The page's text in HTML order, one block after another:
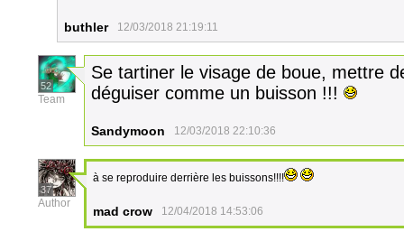
buthler 12/03/2018 21:19:11
52
Team
Se tartiner le visage de boue, mettre
déguiser comme un buisson !!!
Sandymoon 12/03/2018 22:10:36
37
Author
à se reproduire derrière les buissons!!!!
mad crow 12/04/2018 14:53:06